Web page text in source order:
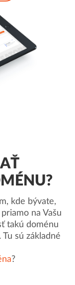
kde bývate,
na Vašu
takú doménu
sú základné
?